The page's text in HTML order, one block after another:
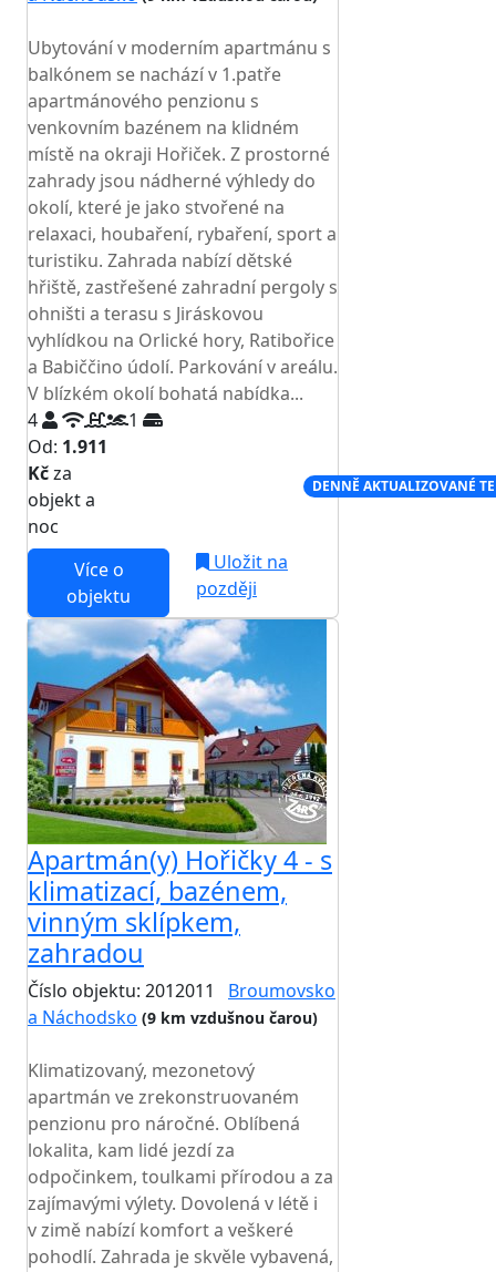
Ubytování v moderním apartmánu s
balkónem se nachází v 1.patře
apartmánového penzionu s
venkovním bazénem na klidném
místě na okraji Hořiček. Z prostorné
zahrady jsou nádherné výhledy do
okolí, které je jako stvořené na
relaxaci, houbaření, rybaření, sport a
turistiku. Zahrada nabízí dětské
hřiště, zastřešené zahradní pergoly s
ohništi a terasu s Jiráskovou
vyhlídkou na Orlické hory, Ratibořice
a Babiččino údolí. Parkování v areálu.
V blízkém okolí bohatá nabídka...
4
1
Od: 1.911
Kčza
objekt a
noc
DENNĚ AKTUALIZOVANÉ
Více o
objektu
Uložit na
později
Apartmán(y) Hořičky 4 - s
klimatizací, bazénem,
vinným sklípkem,
zahradou
Číslo objektu: 2012011
Broumovsko
a Náchodsko (9 km vzdušnou čarou)
Klimatizovaný, mezonetový
apartmán ve zrekonstruovaném
penzionu pro náročné. Oblíbená
lokalita, kam lidé jezdí za
odpočinkem, toulkami přírodou a za
zajímavými výlety. Dovolená v létě i
v zimě nabízí komfort a veškeré
pohodlí. Zahrada je skvěle vybavená,